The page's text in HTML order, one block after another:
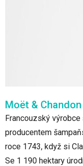
Moët & Chandon
Francouzský
producentem
roce 1743, když si
Se 1 190 hektary